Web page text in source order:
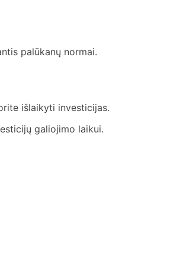
palūkanų normai.
išlaikyti investicijas.
galiojimo laikui.